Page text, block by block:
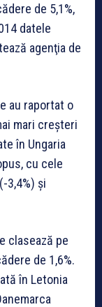
de 5,1%,
datele
agenţia de
au raportat o
mari creşteri
în Ungaria
cu cele
3,4%) şi
clasează pe
de 1,6%.
în Letonia